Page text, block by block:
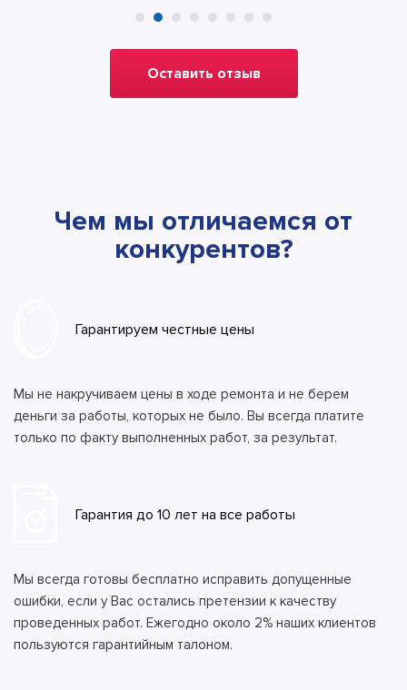
Оставить отзыв
Чем мы отличаемся от
конкурентов?
Гарантируем честные цены
Мы не накручиваем цены в ходе ремонта и не берем
деньги за работы, которых не было. Вы всегда платите
только по факту выполненных работ, за результат.
Гарантия до 10 лет на все работы
Мы всегда готовы бесплатно исправить допущенные
ошибки, если у Вас остались претензии к качеству
проведенных работ. Ежегодно около 2% наших клиентов
пользуются гарантийным талоном.